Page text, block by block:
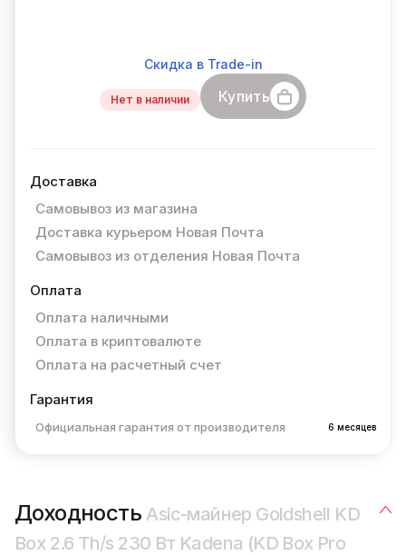
Скидка в Trade-in
Нет в наличии Купить
Доставка
Самовывоз из магазина
Доставка курьером Новая Почта
Самовывоз из отделения Новая Почта
Оплата
Оплата наличными
Оплата в криптовалюте
Оплата на расчетный счет
Гарантия
Официальная гарантия от производителя 6 месяцев
ДоходностьAsic-майнер Goldshell KD
Box 2.6 Th/s 230 Вт Kadena (KD Box Pro